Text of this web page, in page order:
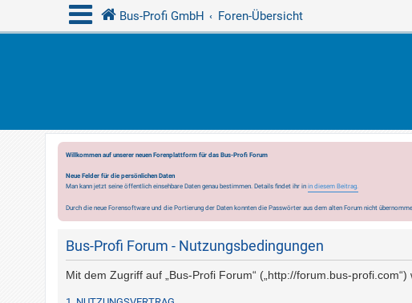
Bus-Profi GmbH Foren-Übersicht
Willkommen auf unserer neuen Forenplattform für das Bus-Profi Forum
Neue Felder für die persönlichen Daten
Man kann jetzt seine öffentlich einsehbare Daten genau bestimmen. Details findet ihr in in diesem Beitrag.
Durch die neue Forensoftware und die Portierung der Daten konnten die Passwörter aus dem alten Forum nicht
Bus-Profi Forum - Nutzungsbedingungen
Mit dem Zugriff auf „Bus-Profi Forum“ („http://forum.bus-